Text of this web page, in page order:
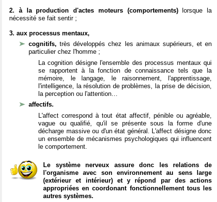
2. à la production d'actes moteurs (comportements)lorsque la
nécessité se fait sentir ;
3. aux processus mentaux,
cognitifs,très développés chez les animaux supérieurs, et en
particulier chez l'homme ;
La cognition désigne l'ensemble des processus mentaux qui
se rapportent à la fonction de connaissance tels que la
mémoire, le langage, le raisonnement, l'apprentissage,
l'intelligence, la résolution de problèmes, la prise de décision,
la perception ou l'attention…
affectifs.
L'affect correspond à tout état affectif, pénible ou agréable,
vague ou qualifié, qu'il se présente sous la forme d'une
décharge massive ou d'un état général. L'affect désigne donc
un ensemble de mécanismes psychologiques qui influencent
le comportement.
Le système nerveux assure donc les relations de
l'organisme avec son environnement au sens large
(extérieur et intérieur) et y répond par des actions
appropriées en coordonant fonctionnellement tous les
autres systèmes.